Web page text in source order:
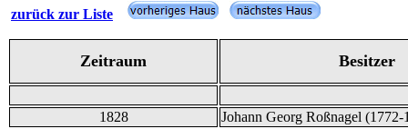
zurück zur Liste
Zeitraum Besitzer
1828
Johann Georg Roßnagel (1772-